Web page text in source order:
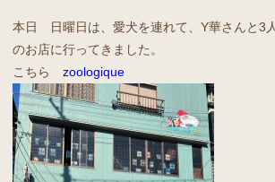
本日 日曜日は、愛犬を連れて、Y華さんと3
のお店に行ってきました。
こちら zoologique